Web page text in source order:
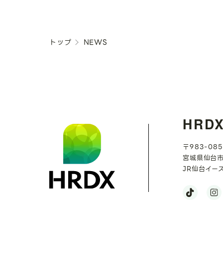
トップ NEWS
〒983-
宮城県仙台
JR仙台イー